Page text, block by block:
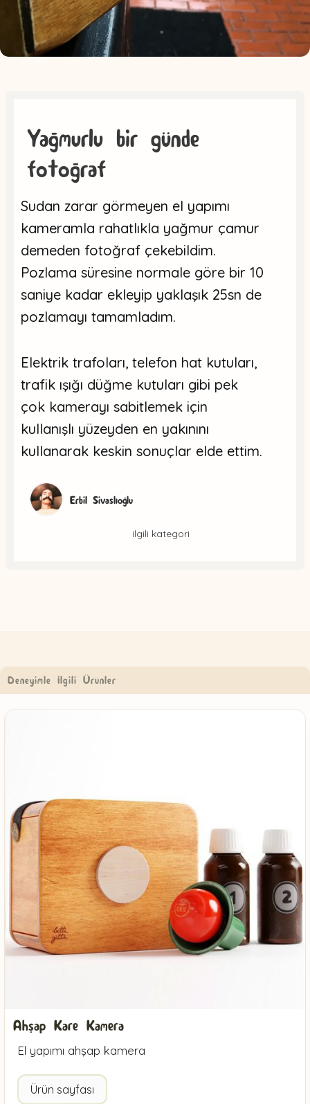
Yağmurlu bir günde
fotoğraf
Sudan zarar görmeyen el yapımı
kameramla rahatlıkla yağmur çamur
demeden fotoğraf çekebildim.
Pozlama süresine normale göre bir 10
saniye kadar ekleyip yaklaşık 25sn de
pozlamayı tamamladım.
Elektrik trafoları, telefon hat kutuları,
trafik ışığı düğme kutuları gibi pek
çok kamerayı sabitlemek için
kullanışlı yüzeyden en yakınını
kullanarak keskin sonuçlar elde ettim.
Erbil Sivaslıoğlu
ilgili kategori
Deneyimle İlgili Ürünler
Ahşap Kare Kamera
El yapımı ahşap kamera
Ürün sayfası